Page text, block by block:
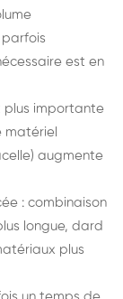
est en
plus importante
matériel
augmente
: combinaison
longue, dard
plus